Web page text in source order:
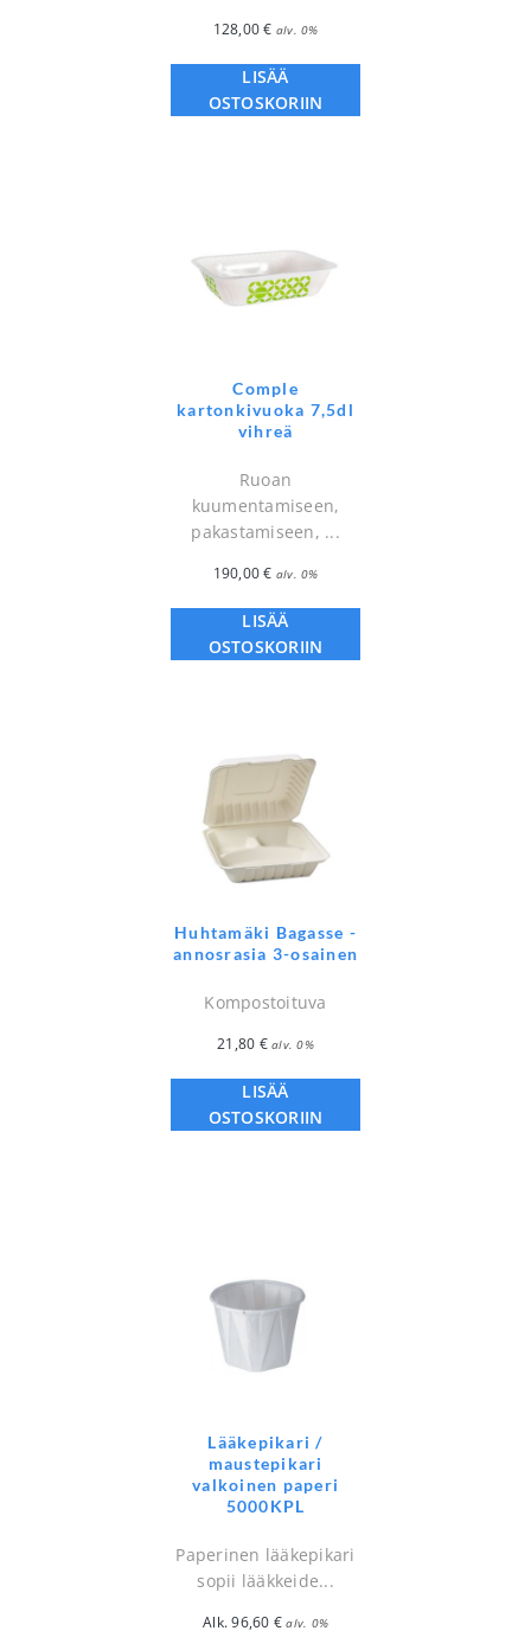
128,00€ alv. 0%
LISÄÄ
OSTOSKORIIN
Comple
kartonkivuoka 7,5dl
vihreä
Ruoan
kuumentamiseen,
pakastamiseen, ...
190,00€ alv. 0%
LISÄÄ
OSTOSKORIIN
Huhtamäki Bagasse -
annosrasia 3-osainen
Kompostoituva
21,80 € alv. 0%
LISÄÄ
OSTOSKORIIN
Lääkepikari /
maustepikari
valkoinen paperi
5000KPL
Paperinen lääkepikari
sopii lääkkeide...
Alk.96,60 € alv. 0%